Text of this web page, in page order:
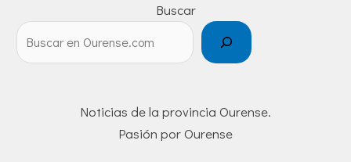
Buscar
Noticias de la provincia Ourense.
Pasión por Ourense